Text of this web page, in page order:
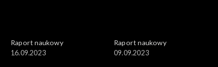
Raport naukowy
16.09.2023
Raport naukowy
09.09.2023